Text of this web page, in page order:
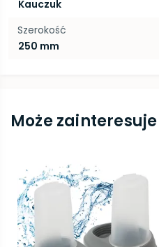
Kauczuk
Szerokość
250 mm
Może